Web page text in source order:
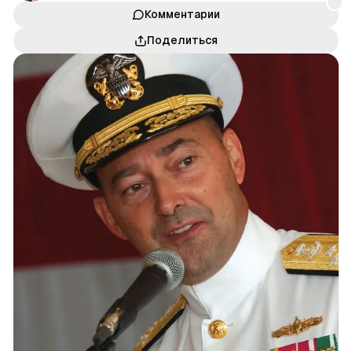
Комментарии
Поделиться